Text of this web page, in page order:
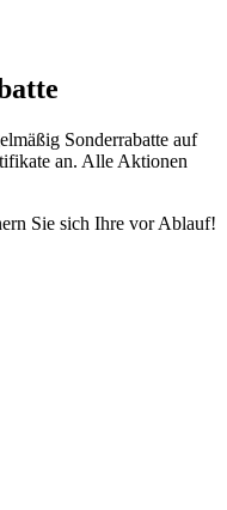
Sonderrabatte auf
an. Alle Aktionen
Sie sich Ihre vor Ablauf!